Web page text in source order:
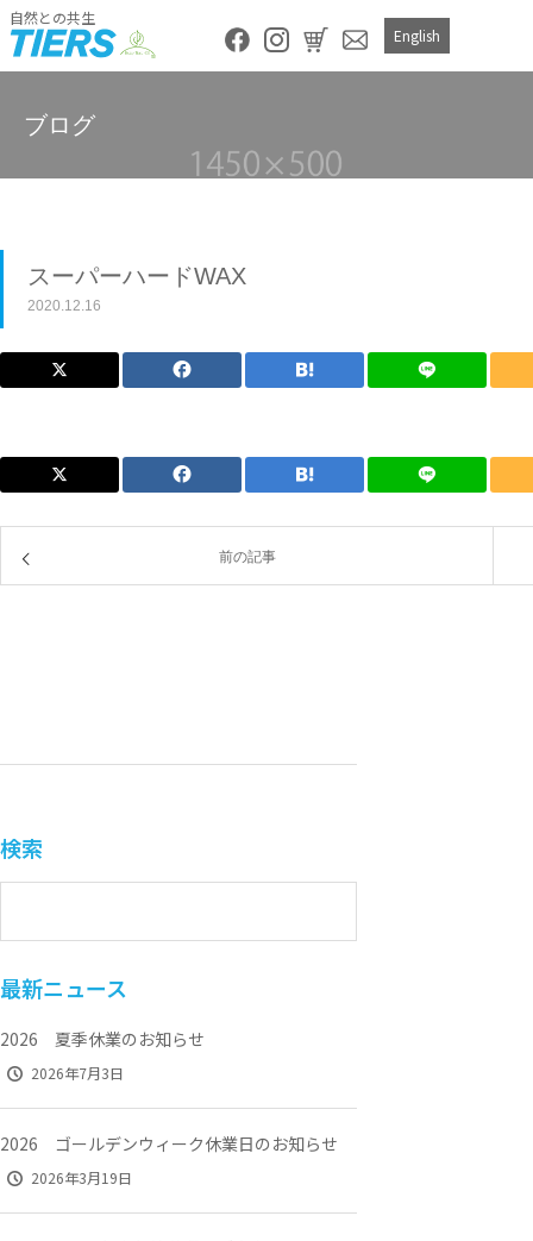
自然との共生
English
ブログ
スーパーハードWAX
2020.12.16
前の記事
検索
最新ニュース
2026 夏季休業のお知らせ
2026年7月3日
2026 ゴールデンウィーク休業日のお知らせ
2026年3月19日